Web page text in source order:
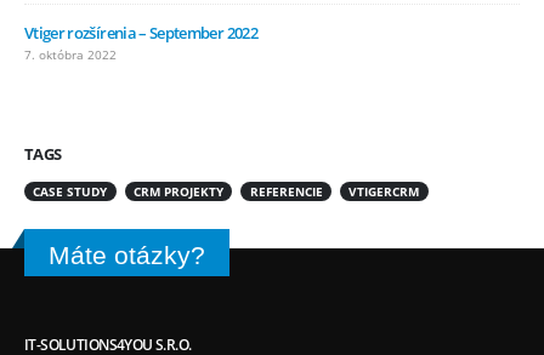
Vtiger rozšírenia – September 2022
7. októbra 2022
TAGS
CASE STUDY CRM PROJEKTY REFERENCIE VTIGERCRM
Máte otázky?
IT-SOLUTIONS4YOU S.R.O.